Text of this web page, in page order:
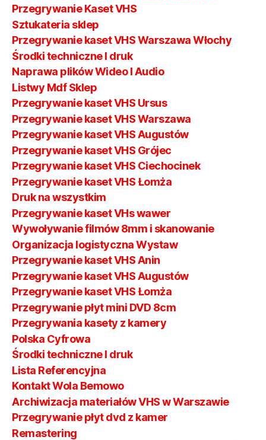
Przegrywanie Kaset VHS
Sztukateria sklep
Przegrywanie kaset VHS Warszawa Włochy
Środki techniczne I druk
Naprawa plików Wideo I Audio
Listwy Mdf Sklep
Przegrywanie kaset VHS Ursus
Przegrywanie kaset VHS Warszawa
Przegrywanie kaset VHS Augustów
Przegrywanie kaset VHS Grójec
Przegrywanie kaset VHS Ciechocinek
Przegrywanie kaset VHS Łomża
Druk na wszystkim
Przegrywanie kaset VHs wawer
Wywoływanie filmów 8mm i skanowanie
Organizacja logistyczna Wystaw
Przegrywanie kaset VHS Anin
Przegrywanie kaset VHS Augustów
Przegrywanie kaset VHS Łomża
Przegrywanie płyt mini DVD 8cm
Przegrywania kasety z kamery
Polska Cyfrowa
Środki techniczne I druk
Lista Referencyjna
Kontakt Wola Bemowo
Archiwizacja materiałów VHS w Warszawie
Przegrywanie płyt dvd z kamer
Remastering